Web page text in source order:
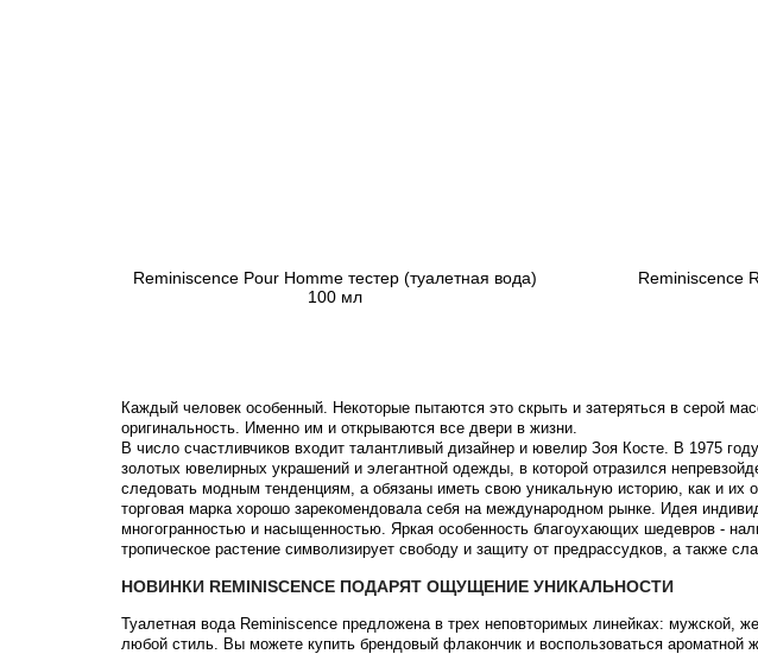
Reminiscence Pour Homme тестер (туалетная вода)
100 мл
Reminiscence
Каждый человек особенный. Некоторые пытаются это скрыть и затеряться в серой
оригинальность. Именно им и открываются все двери в жизни.
В число счастливчиков входит талантливый дизайнер и ювелир Зоя Косте. В 1975
золотых ювелирных украшений и элегантной одежды, в которой отразился
следовать модным тенденциям, а обязаны иметь свою уникальную историю, как и их
торговая марка хорошо зарекомендовала себя на международном рынке. Идея
многогранностью и насыщенностью. Яркая особенность благоухающих шедевров -
тропическое растение символизирует свободу и защиту от предрассудков, а также
НОВИНКИ REMINISCENCE ПОДАРЯТ ОЩУЩЕНИЕ УНИКАЛЬНОСТИ
Туалетная вода Reminiscence предложена в трех неповторимых линейках: мужской,
любой стиль. Вы можете купить брендовый флакончик и воспользоваться ароматной